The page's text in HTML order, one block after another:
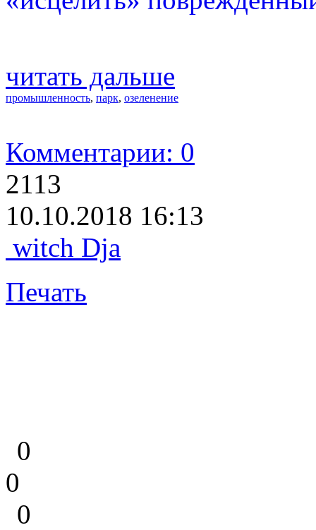
читать дальше
промышленность, парк, озеленение
Комментарии: 0
2113
10.10.2018 16:13
witch Dja
Печать
0
0
0